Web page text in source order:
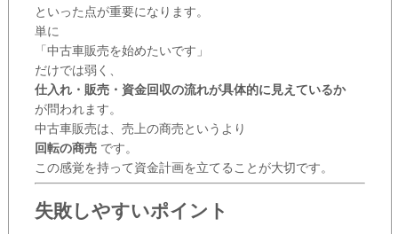
といった点が重要になります。
単に
「中古車販売を始めたいです」
だけでは弱く、
仕入れ・販売・資金回収の流れが具体的に見えているか
が問われます。
中古車販売は、売上の商売というより
回転の商売です。
この感覚を持って資金計画を立てることが大切です。
失敗しやすいポイント